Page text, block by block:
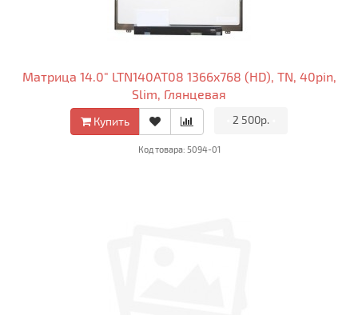
Матрица 14.0" LTN140AT08 1366x768 (HD), TN, 40pin,
Slim, Глянцевая
Купить 2 500р.
Код товара: 5094-01